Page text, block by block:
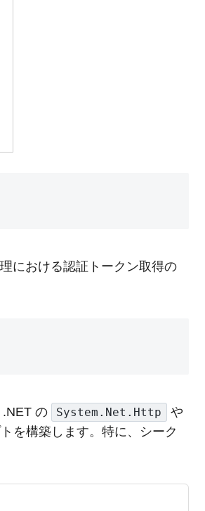
における認証トークン取得の
の System.Net.Http や
を構築します。特に、シーク